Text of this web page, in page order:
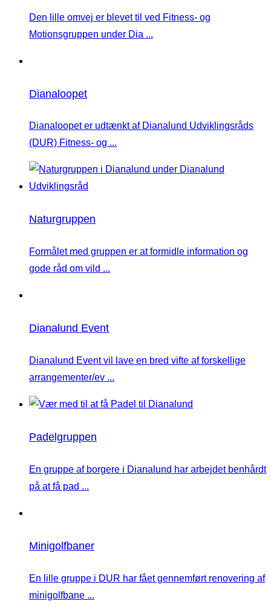
Den lille omvej er blevet til ved Fitness- og
Motionsgruppen under Dia ...
Dianaloopet
Dianaloopet er udtænkt af Dianalund Udviklingsråds
(DUR) Fitness- og ...
Naturgruppen
Formålet med gruppen er at formidle information og
gode råd om vild ...
Dianalund Event
Dianalund Event vil lave en bred vifte af forskellige
arrangementer/ev ...
Padelgruppen
En gruppe af borgere i Dianalund har arbejdet benhårdt
på at få pad ...
Minigolfbaner
En lille gruppe i DUR har fået gennemført renovering af
minigolfbane ...